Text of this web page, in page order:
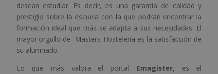
desean estudiar. Es decir, es una garantía de calidad y
prestigio sobre la escuela con la que podrán encontrar la
formación ideal que más se adapta a sus necesidades. El
mayor orgullo de Masters Hostelería es la satisfacción de
su alumnado.
Lo que más valora el portal Emagister, es el